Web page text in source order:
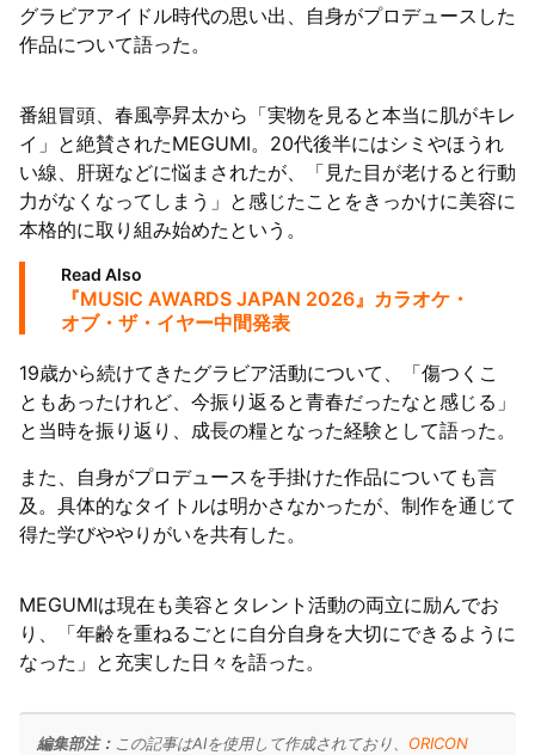
グラビアアイドル時代の思い出、自身がプロデュースした
作品について語った。
番組冒頭、春風亭昇太から「実物を見ると本当に肌がキレ
イ」と絶賛されたMEGUMI。20代後半にはシミやほうれ
い線、肝斑などに悩まされたが、「見た目が老けると行動
力がなくなってしまう」と感じたことをきっかけに美容に
本格的に取り組み始めたという。
Read Also
『MUSIC AWARDS JAPAN 2026』カラオケ・
オブ・ザ・イヤー中間発表
19歳から続けてきたグラビア活動について、「傷つくこ
ともあったけれど、今振り返ると青春だったなと感じる」
と当時を振り返り、成長の糧となった経験として語った。
また、自身がプロデュースを手掛けた作品についても言
及。具体的なタイトルは明かさなかったが、制作を通じて
得た学びややりがいを共有した。
MEGUMIは現在も美容とタレント活動の両立に励んでお
り、「年齢を重ねるごとに自分自身を大切にできるように
なった」と充実した日々を語った。
編集部注： この記事はAIを使用して作成されており、 ORICON